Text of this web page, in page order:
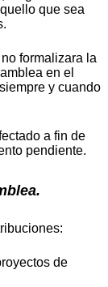
que sea
formalizara la
en el
y cuando
a fin de
pendiente.
de